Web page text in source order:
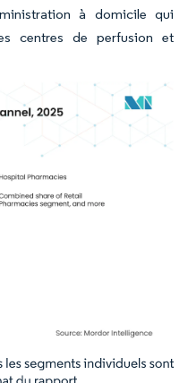
à domicile qui
centres de perfusion et
nécessite une attribution sous CC BY